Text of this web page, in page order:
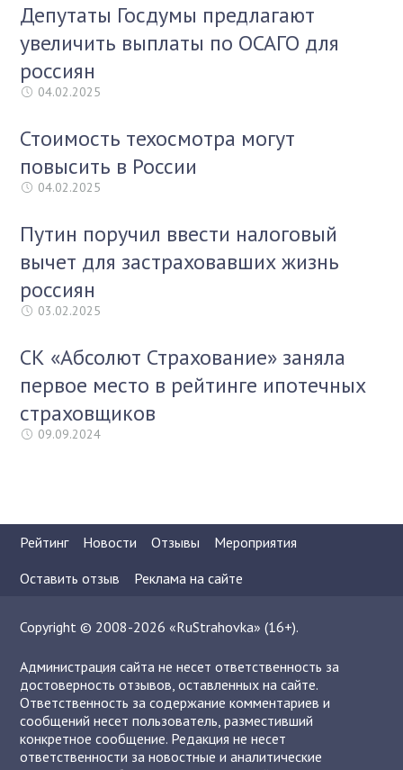
Депутаты Госдумы предлагают
увеличить выплаты по ОСАГО для
россиян
04.02.2025
Стоимость техосмотра могут
повысить в России
04.02.2025
Путин поручил ввести налоговый
вычет для застраховавших жизнь
россиян
03.02.2025
СК «Абсолют Страхование» заняла
первое место в рейтинге ипотечных
страховщиков
09.09.2024
Рейтинг Новости Отзывы
Мероприятия
Оставить отзыв
Реклама на сайте
Copyright © 2008-2026 «RuStrahovka» (16+).
Администрация сайта не несет ответственность за
достоверность отзывов, оставленных на сайте.
Ответственность за содержание комментариев и
сообщений несет пользователь, разместивший
конкретное сообщение. Редакция не несет
ответственности за новостные и аналитические